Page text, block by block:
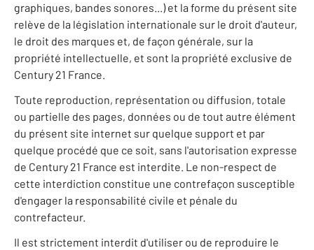
graphiques, bandes sonores...) et la forme du présent site
relève de la législation internationale sur le droit d'auteur,
le droit des marques et, de façon générale, sur la
propriété intellectuelle, et sont la propriété exclusive de
Century 21 France.
Toute reproduction, représentation ou diffusion, totale
ou partielle des pages, données ou de tout autre élément
du présent site internet sur quelque support et par
quelque procédé que ce soit, sans l'autorisation expresse
de Century 21 France est interdite. Le non-respect de
cette interdiction constitue une contrefaçon susceptible
d'engager la responsabilité civile et pénale du
contrefacteur.
Il est strictement interdit d'utiliser ou de reproduire le